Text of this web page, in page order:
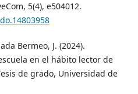
5(4), e504012.
Bermeo, J. (2024).
en el hábito lector de
de grado, Universidad de